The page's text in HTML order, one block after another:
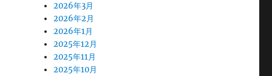
2026年3月
2026年2月
2026年1月
2025年12月
2025年11月
2025年10月